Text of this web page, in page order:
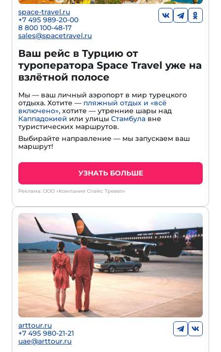
space-travel.ru
+7 495 989-20-00
8 800 100-48-17
sales@spacetravel.ru
Ваш рейс в Турцию от
туроператора Space Travel уже на
взлётной полосе
Мы — ваш личный аэропорт в мир турецкого
отдыха. Хотите — пляжный отдых и «всё
включено», хотите — утренние шары над
Каппадокией или улицы Стамбула вне
туристических маршрутов.
Выбирайте направление — мы запускаем ваш
маршрут!
УЗНАТЬ БОЛЬШЕ
Реклама: ООО «Компания Спейс Тревел»
arttour.ru
+7 495 980-21-21
uae@arttour.ru